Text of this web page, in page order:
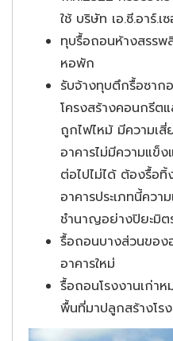
ใช้ บริษัท เอ.ซี.อาร์.เ
ทุบรื้อถอนห้างสรร
หอพัก
รับจ้างทุบตึกรื้อซาก
โครงสร้างคอนกรีต
ถูกไฟไหม้ มีความเ
อาคารไม่มีความแข็
ต่อไปไม่ได้ ต้องรื้อทิ้
อาคารประเภทนี้คว
ชำนาญอย่างปิยะมิต
รื้อถอนบางส่วนของ
อาคารใหม่
รื้อถอนโรงงานเก่า
พื้นที่มาปลูกสร้างโร